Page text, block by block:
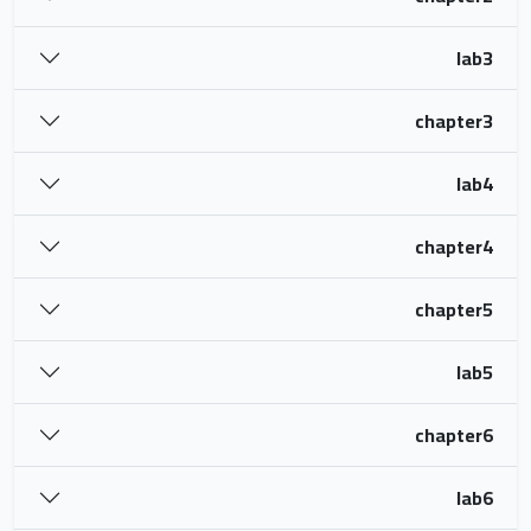
lab3
chapter3
lab4
chapter4
chapter5
lab5
chapter6
lab6